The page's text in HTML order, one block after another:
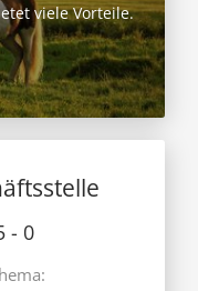
viele Vorteile.
- 0